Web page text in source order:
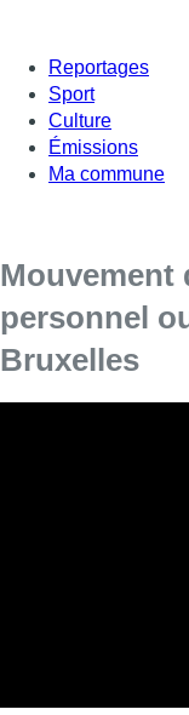
Reportages
Sport
Culture
Émissions
Ma commune
Mouvement
personnel
Bruxelles
travail et les revenus
gouvernement a
conditions de travail
De plus, le nouveau